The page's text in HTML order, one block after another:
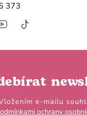
e-mailu
ochrany
373
https://